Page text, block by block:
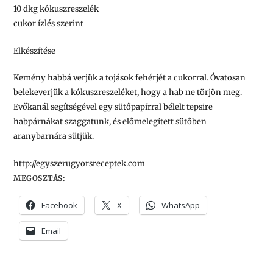
10 dkg kókuszreszelék
cukor ízlés szerint
Elkészítése
Kemény habbá verjük a tojások fehérjét a cukorral. Óvatosan
belekeverjük a kókuszreszeléket, hogy a hab ne törjön meg.
Evőkanál segítségével egy sütőpapírral bélelt tepsire
habpárnákat szaggatunk, és előmelegített sütőben
aranybarnára sütjük.
http://egyszerugyorsreceptek.com
MEGOSZTÁS:
Facebook X WhatsApp
Email